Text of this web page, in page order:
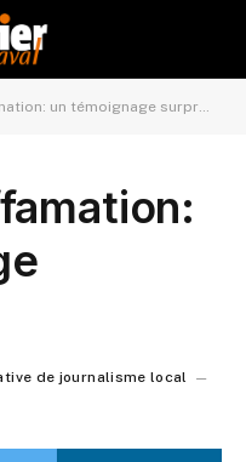
un témoignage surprenant
de journalisme local